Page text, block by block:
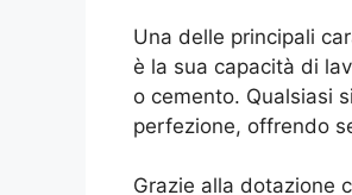
Una delle principali
è la sua capacità di
o cemento. Qualsiasi
perfezione, offrendo
Grazie alla dotazione